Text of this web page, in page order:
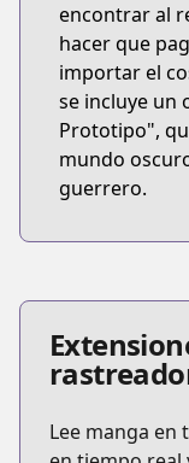
encontrar al
hacer que
importar el
se incluye un
Prototipo",
mundo
guerrero.
Lee manga